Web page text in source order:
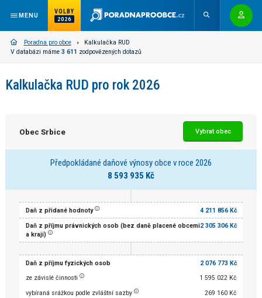
MENU
VOLBY
2026
Poradna pro obce
Kalkulačka RUD
V databázi máme 3 611 zodpovězených dotazů
Kalkulačka RUD pro rok 2026
Obec Srbice Vybrat obec
Předpokládané daňové výnosy obce v roce 2026
8 593 935 Kč
Daň z přidané hodnoty 4 211 856 Kč
Daň z příjmu právnických osob (bez daně placené obcemi
a kraji)
2 305 306 Kč
Daň z příjmu fyzických osob
2 076 773 Kč
ze závislé činnosti
1 595 022 Kč
vybíraná srážkou podle zvláštní sazby
269 160 Kč